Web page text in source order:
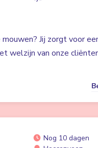
Jij zorgt voor
welzijn van onze
Nog 10 dagen